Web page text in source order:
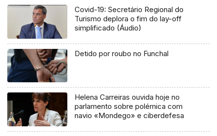
Covid-19: Secretário Regional do
Turismo deplora o fim do lay-off
simplificado (Áudio)
Detido por roubo no Funchal
Helena Carreiras ouvida hoje no
parlamento sobre polémica com
navio «Mondego» e ciberdefesa